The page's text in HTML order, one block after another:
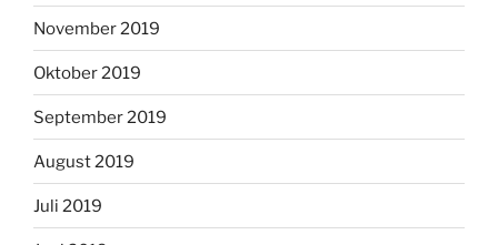
November 2019
Oktober 2019
September 2019
August 2019
Juli 2019